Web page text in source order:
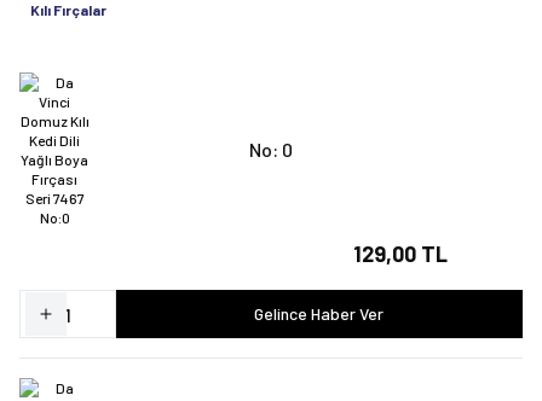
Kılı Fırçalar
No: 0
129,00 TL
Gelince Haber Ver